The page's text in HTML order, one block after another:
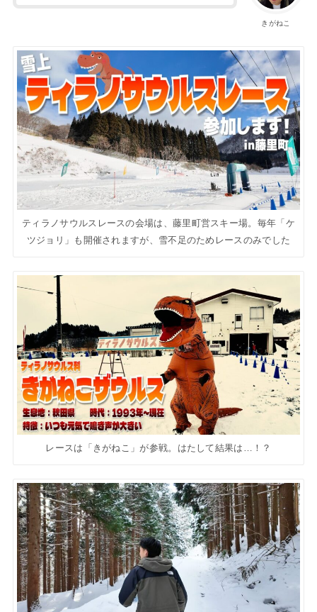
きがねこ
ティラノサウルスレースの会場は、藤里町営スキー場。毎年「ケ
ツジョリ」も開催されますが、雪不足のためレースのみでした
レースは「きがねこ」が参戦。はたして結果は…！？